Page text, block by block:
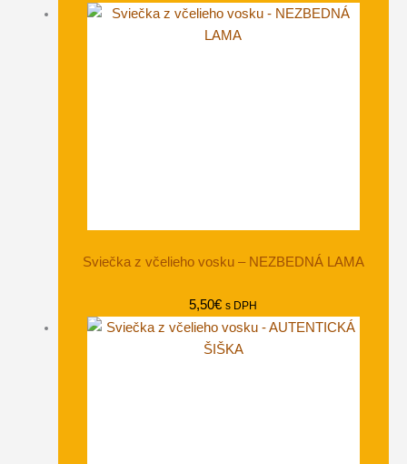
Sviečka z včelieho vosku – NEZBEDNÁ LAMA
5,50€ s DPH